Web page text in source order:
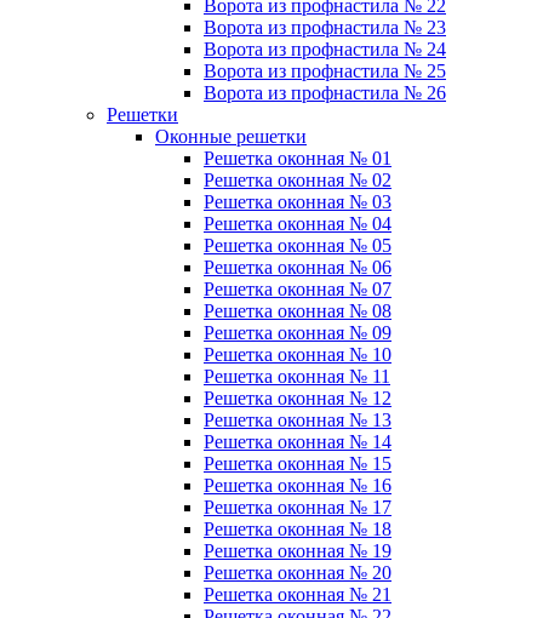
Ворота из профнастила № 22
Ворота из профнастила № 23
Ворота из профнастила № 24
Ворота из профнастила № 25
Ворота из профнастила № 26
Решетки
Оконные решетки
Решетка оконная № 01
Решетка оконная № 02
Решетка оконная № 03
Решетка оконная № 04
Решетка оконная № 05
Решетка оконная № 06
Решетка оконная № 07
Решетка оконная № 08
Решетка оконная № 09
Решетка оконная № 10
Решетка оконная № 11
Решетка оконная № 12
Решетка оконная № 13
Решетка оконная № 14
Решетка оконная № 15
Решетка оконная № 16
Решетка оконная № 17
Решетка оконная № 18
Решетка оконная № 19
Решетка оконная № 20
Решетка оконная № 21